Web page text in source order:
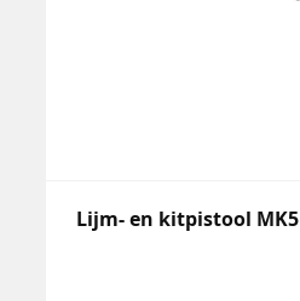
Lijm- en kitpistool MK5